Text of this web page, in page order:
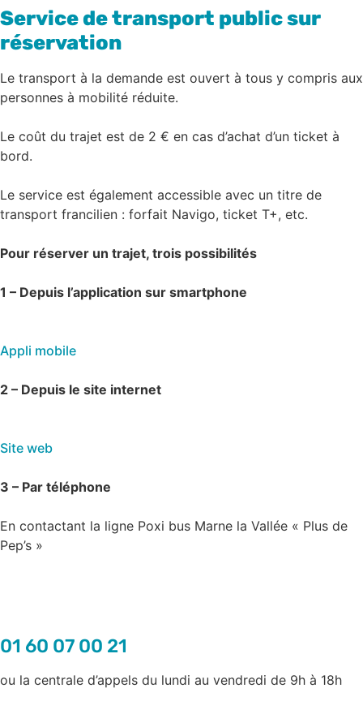
Service de transport public sur
réservation
Le transport à la demande est ouvert à tous y compris aux
personnes à mobilité réduite.
Le coût du trajet est de 2 € en cas d’achat d’un ticket à
bord.
Le service est également accessible avec un titre de
transport francilien : forfait Navigo, ticket T+, etc.
Pour réserver un trajet, trois possibilités
1 – Depuis l’application sur smartphone
Appli mobile
2 – Depuis le site internet
Site web
3 – Par téléphone
En contactant la ligne Poxi bus Marne la Vallée « Plus de
Pep’s »
01 60 07 00 21
ou la centrale d’appels du lundi au vendredi de 9h à 18h